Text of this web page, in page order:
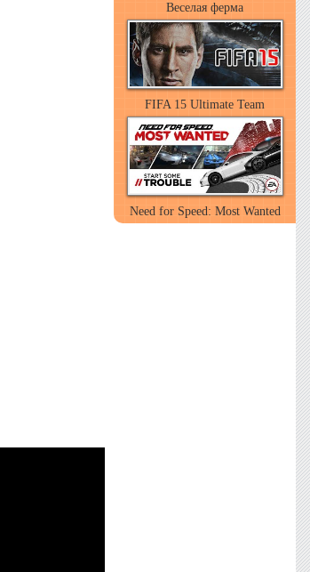
Веселая ферма
FIFA 15 Ultimate Team
Need for Speed: Most Wanted